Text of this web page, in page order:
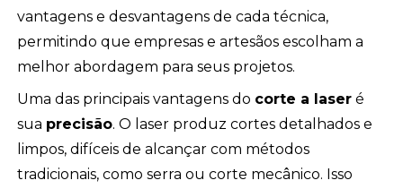
vantagens e desvantagens de cada técnica,
permitindo que empresas e artesãos escolham a
melhor abordagem para seus projetos.
Uma das principais vantagens do corte a laser é
sua precisão. O laser produz cortes detalhados e
limpos, difíceis de alcançar com métodos
tradicionais, como serra ou corte mecânico. Isso